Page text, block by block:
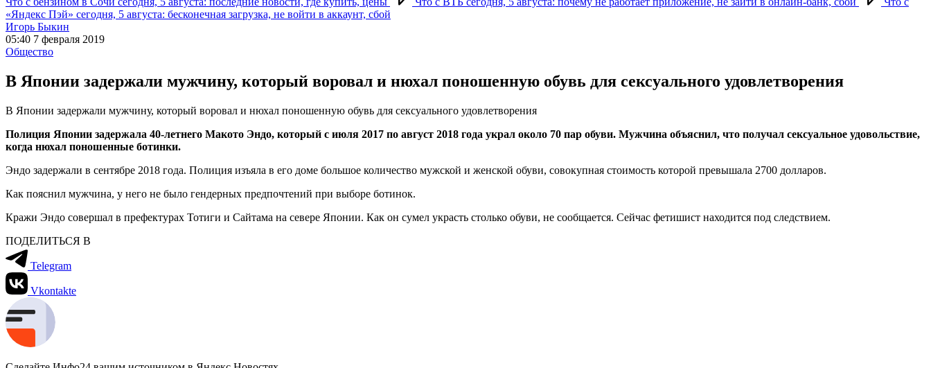
«Яндекс Пэй» сегодня, 5 августа: бесконечная загрузка, не войти в аккаунт, сбой
Игорь Быкин
05:40 7 февраля 2019
Общество
В Японии задержали мужчину, который воровал и нюхал поношенную обувь для сексуального удовлетворения
В Японии задержали мужчину, который воровал и нюхал поношенную обувь для сексуального удовлетворения
Полиция Японии задержала 40-летнего Макото Эндо, который с июля 2017 по август 2018 года украл около 70 пар обуви. Мужчина объяснил, что получал сексуальное удовольствие,
когда нюхал поношенные ботинки.
Эндо задержали в сентябре 2018 года. Полиция изъяла в его доме большое количество мужской и женской обуви, совокупная стоимость которой превышала 2700 долларов.
Как пояснил мужчина, у него не было гендерных предпочтений при выборе ботинок.
Кражи Эндо совершал в префектурах Тотиги и Сайтама на севере Японии. Как он сумел украсть столько обуви, не сообщается. Сейчас фетишист находится под следствием.
ПОДЕЛИТЬСЯ В
Telegram
Vkontakte